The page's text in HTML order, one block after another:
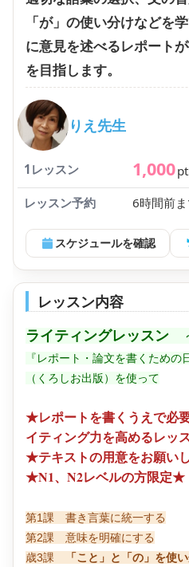
「が」の使い分けなどを
に意見を述べるレポート
を目指します。
りえ先生
1レッスン 1,000pt
レッスン予約
6時間前
スケジュールを確認
レッスン内容
ライティングレッスン
『レポート・論文を書くための
（くろしお出版）を使って
★レポートを書くうえで必
イティング力を高めるレッ
★テキストの用意をお願いし
★N1、N2レベルの方限定★
第1課 書き言葉に統一する
第2課 意味を明確にする
歳3課
「こと」と「の」を使